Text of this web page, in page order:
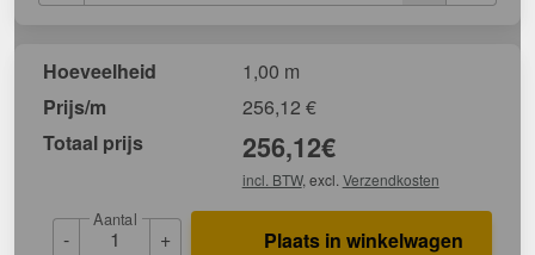
Hoeveelheid
1,00 m
Prijs/m
256,12 €
Totaal prijs
256,12€
incl. BTW, excl. Verzendkosten
-
Aantal
+ Plaats in winkelwagen